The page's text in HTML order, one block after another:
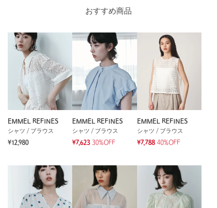
おすすめ商品
EMMEL REFINES
シャツ / ブラウス
¥12,980
EMMEL REFINES
シャツ / ブラウス
¥7,623 30%OFF
EMMEL REFINES
シャツ / ブラウス
¥7,788 40%OFF